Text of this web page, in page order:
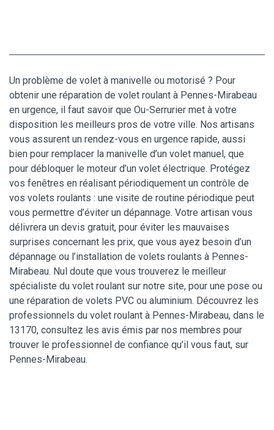
Un problème de volet à manivelle ou motorisé ? Pour
obtenir une réparation de volet roulant à Pennes-Mirabeau
en urgence, il faut savoir que Ou-Serrurier met à votre
disposition les meilleurs pros de votre ville. Nos artisans
vous assurent un rendez-vous en urgence rapide, aussi
bien pour remplacer la manivelle d’un volet manuel, que
pour débloquer le moteur d’un volet électrique. Protégez
vos fenêtres en réalisant périodiquement un contrôle de
vos volets roulants : une visite de routine périodique peut
vous permettre d’éviter un dépannage. Votre artisan vous
délivrera un devis gratuit, pour éviter les mauvaises
surprises concernant les prix, que vous ayez besoin d’un
dépannage ou l’installation de volets roulants à Pennes-
Mirabeau. Nul doute que vous trouverez le meilleur
spécialiste du volet roulant sur notre site, pour une pose ou
une réparation de volets PVC ou aluminium. Découvrez les
professionnels du volet roulant à Pennes-Mirabeau, dans le
13170, consultez les avis émis par nos membres pour
trouver le professionnel de confiance qu’il vous faut, sur
Pennes-Mirabeau.